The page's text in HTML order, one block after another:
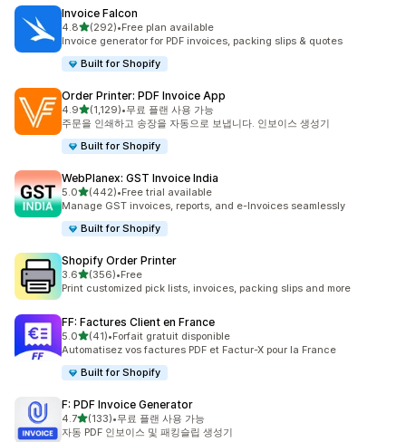
Invoice Falcon
4.8별 5개 중
(292)
총 리뷰 292개
•Free plan available
Invoice generator for PDF invoices, packing slips & quotes
Built for Shopify
Order Printer: PDF Invoice App
4.9별 5개 중
(1,129)
총 리뷰 1129개
•무료 플랜 사용 가능
주문을 인쇄하고 송장을 자동으로 보냅니다. 인보이스 생성기
Built for Shopify
WebPlanex: GST Invoice India
5.0별 5개 중
(442)
총 리뷰 442개
•Free trial available
Manage GST invoices, reports, and e-Invoices seamlessly
Built for Shopify
Shopify Order Printer
3.6별 5개 중
(356)
총 리뷰 356개
•Free
Print customized pick lists, invoices, packing slips and more
FF: Factures Client en France
5.0별 5개 중
(41)
총 리뷰 41개
•Forfait gratuit disponible
Automatisez vos factures PDF et Factur-X pour la France
Built for Shopify
F: PDF Invoice Generator
4.7별 5개 중
(133)
총 리뷰 133개
•무료 플랜 사용 가능
자동 PDF 인보이스 및 패킹슬립 생성기